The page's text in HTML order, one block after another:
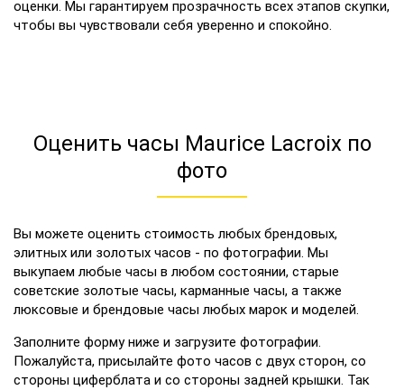
оценки. Мы гарантируем прозрачность всех этапов скупки,
чтобы вы чувствовали себя уверенно и спокойно.
Оценить часы Maurice Lacroix по
фото
Вы можете оценить стоимость любых брендовых,
элитных или золотых часов - по фотографии. Мы
выкупаем любые часы в любом состоянии, старые
советские золотые часы, карманные часы, а также
люксовые и брендовые часы любых марок и моделей.
Заполните форму ниже и загрузите фотографии.
Пожалуйста, присылайте фото часов с двух сторон, со
стороны циферблата и со стороны задней крышки. Так